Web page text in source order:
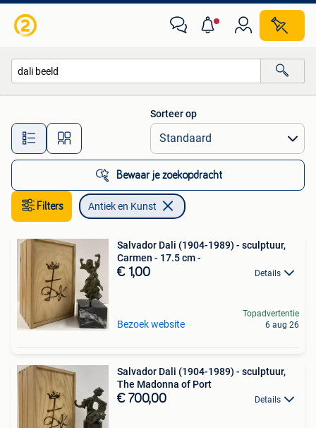
Alle afstanden…
Sorteer op
Bewaar je zoekopdracht
Filters Antiek en Kunst
Salvador Dali (1904-1989) - sculptuur,
Carmen - 17.5 cm -
€ 1,00 Details
Bezoek website
Topadvertentie
6 aug 26
Salvador Dali (1904-1989) - sculptuur,
The Madonna of Port
€ 700,00 Details